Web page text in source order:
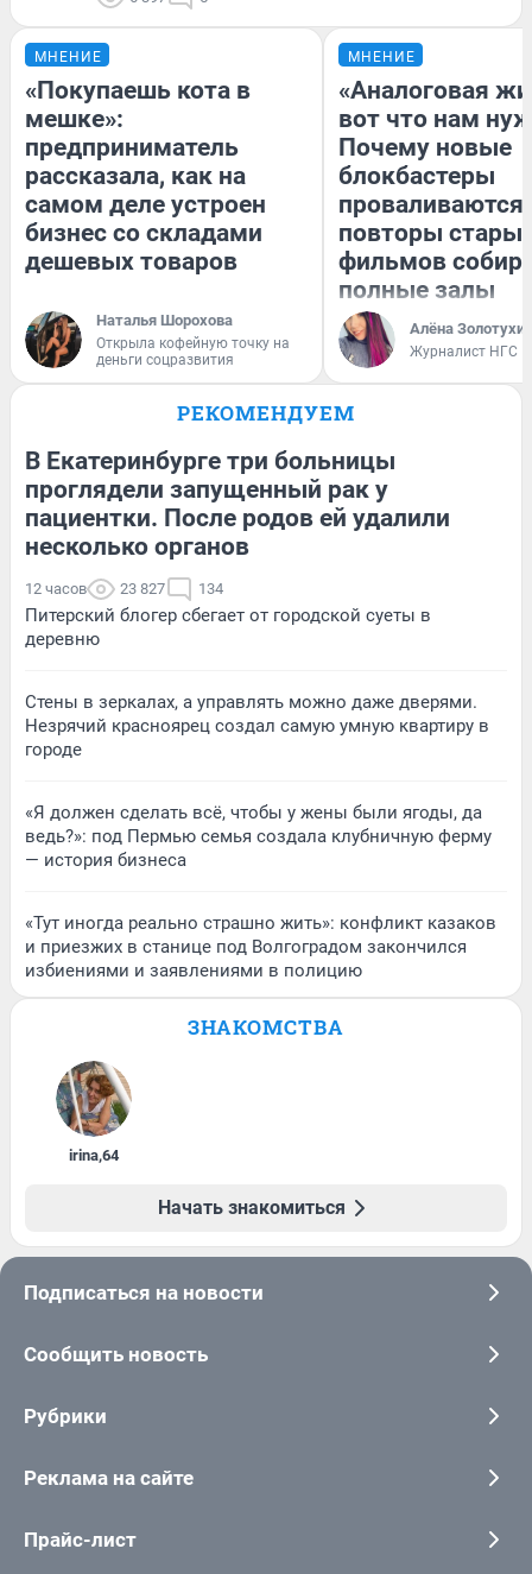
МНЕНИЕ
«Покупаешь кота в
мешке»:
предприниматель
рассказала, как на
самом деле устроен
бизнес со складами
дешевых товаров
Наталья Шорохова
Открыла кофейную точку на
деньги соцразвития
МНЕНИЕ
«Аналоговая
вот что нам
Почему новые
блокбастеры
повторы
фильмов
полные залы
Алёна
Журналист НГС
РЕКОМЕНДУЕМ
В Екатеринбурге три больницы
проглядели запущенный рак у
пациентки. После родов ей удалили
несколько органов
12 часов 23 827 134
Питерский блогер сбегает от городской суеты в
деревню
Стены в зеркалах, а управлять можно даже дверями.
Незрячий красноярец создал самую умную квартиру в
городе
«Я должен сделать всё, чтобы у жены были ягоды, да
ведь?»: под Пермью семья создала клубничную ферму
— история бизнеса
«Тут иногда реально страшно жить»: конфликт казаков
и приезжих в станице под Волгоградом закончился
избиениями и заявлениями в полицию
ЗНАКОМСТВА
irina,64
Начать знакомиться
Подписаться на новости
Сообщить новость
Рубрики
Реклама на сайте
Прайс-лист